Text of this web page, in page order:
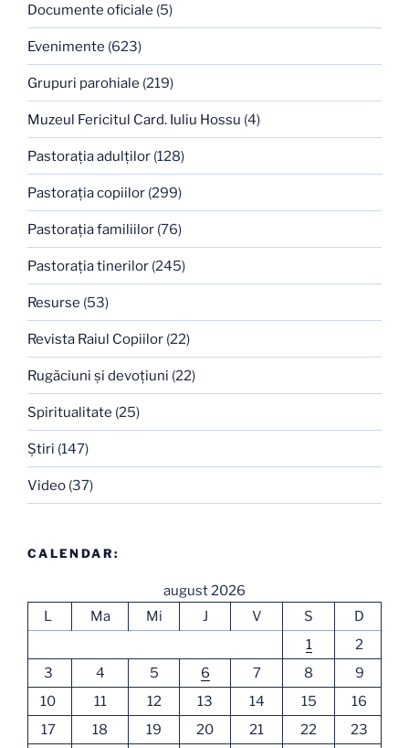
Documente oficiale (5)
Evenimente (623)
Grupuri parohiale (219)
Muzeul Fericitul Card. Iuliu Hossu (4)
Pastoraţia adulţilor (128)
Pastoraţia copiilor (299)
Pastoraţia familiilor (76)
Pastoraţia tinerilor (245)
Resurse (53)
Revista Raiul Copiilor (22)
Rugăciuni şi devoţiuni (22)
Spiritualitate (25)
Ştiri (147)
Video (37)
CALENDAR:
august 2026
L
Ma Mi J V S
D
1
2
3
4 5 6 7 8
9
10
11 12 13 14 15
16
17
18 19 20 21 22
23